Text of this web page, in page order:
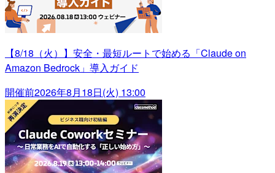
【8/18（火）】安全・最短ルートで始める「Claude on
Amazon Bedrock」導入ガイド
開催前2026年8月18日(火) 13:00